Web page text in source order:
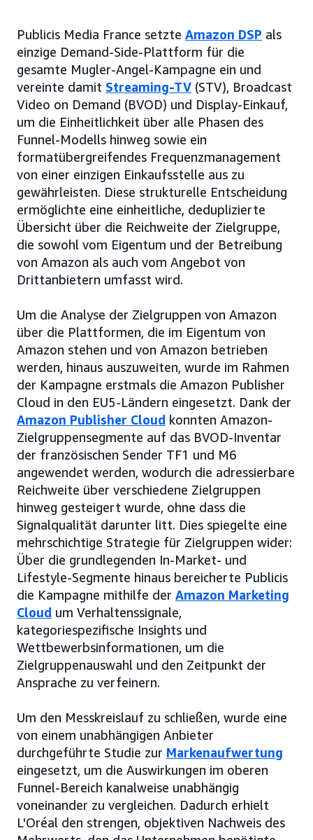
Publicis Media France setzte Amazon DSP als
einzige Demand-Side-Plattform für die
gesamte Mugler-Angel-Kampagne ein und
vereinte damit Streaming-TV (STV), Broadcast
Video on Demand (BVOD) und Display-Einkauf,
um die Einheitlichkeit über alle Phasen des
Funnel-Modells hinweg sowie ein
formatübergreifendes Frequenzmanagement
von einer einzigen Einkaufsstelle aus zu
gewährleisten. Diese strukturelle Entscheidung
ermöglichte eine einheitliche, deduplizierte
Übersicht über die Reichweite der Zielgruppe,
die sowohl vom Eigentum und der Betreibung
von Amazon als auch vom Angebot von
Drittanbietern umfasst wird.
Um die Analyse der Zielgruppen von Amazon
über die Plattformen, die im Eigentum von
Amazon stehen und von Amazon betrieben
werden, hinaus auszuweiten, wurde im Rahmen
der Kampagne erstmals die Amazon Publisher
Cloud in den EU5-Ländern eingesetzt. Dank der
Amazon Publisher Cloud konnten Amazon-
Zielgruppensegmente auf das BVOD-Inventar
der französischen Sender TF1 und M6
angewendet werden, wodurch die adressierbare
Reichweite über verschiedene Zielgruppen
hinweg gesteigert wurde, ohne dass die
Signalqualität darunter litt. Dies spiegelte eine
mehrschichtige Strategie für Zielgruppen wider:
Über die grundlegenden In-Market- und
Lifestyle-Segmente hinaus bereicherte Publicis
die Kampagne mithilfe der Amazon Marketing
Cloud um Verhaltenssignale,
kategoriespezifische Insights und
Wettbewerbsinformationen, um die
Zielgruppenauswahl und den Zeitpunkt der
Ansprache zu verfeinern.
Um den Messkreislauf zu schließen, wurde eine
von einem unabhängigen Anbieter
durchgeführte Studie zur Markenaufwertung
eingesetzt, um die Auswirkungen im oberen
Funnel-Bereich kanalweise unabhängig
voneinander zu vergleichen. Dadurch erhielt
L'Oréal den strengen, objektiven Nachweis des